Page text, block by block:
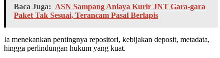
Baca Juga: ASN Sampang Aniaya Kurir JNT Gara-gara
Paket Tak Sesuai, Terancam Pasal Berlapis
Ia menekankan pentingnya repositori, kebijakan deposit, metadata,
hingga perlindungan hukum yang kuat.